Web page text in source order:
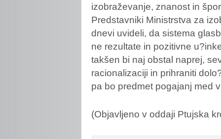
izobraževanje, znanost in
Predstavniki Ministrstva za
dnevi uvideli, da sistema
ne rezultate in pozitivne
takšen bi naj obstal naprej,
racionalizaciji in prihraniti
pa bo predmet pogajanj med
(Objavljeno v oddaji Ptujska